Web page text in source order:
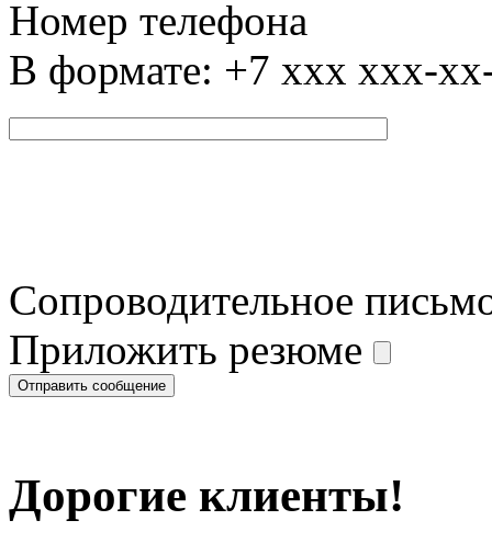
Номер телефона
В формате: +7 xxx xxx-
Сопроводительное
Приложить резюме
Дорогие клиенты!